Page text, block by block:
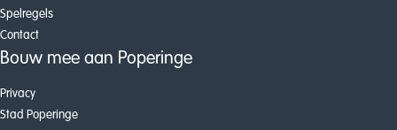
Spelregels
Contact
Bouw mee aan Poperinge
Privacy
Stad Poperinge